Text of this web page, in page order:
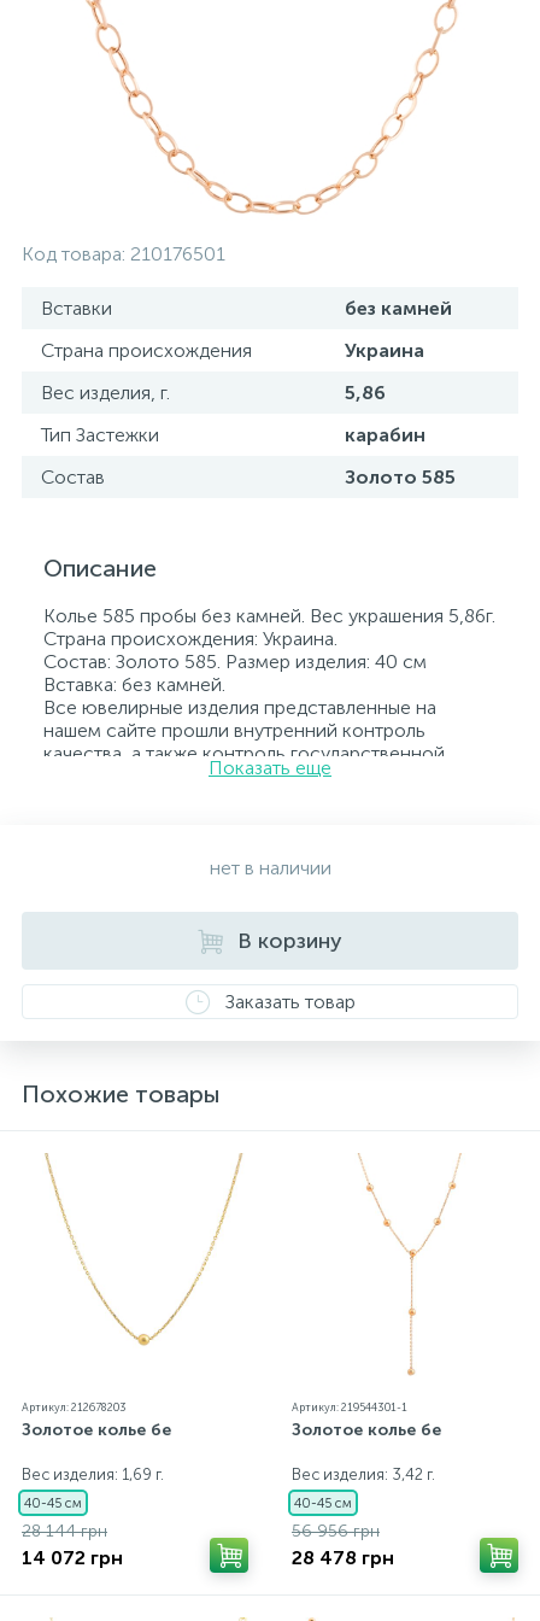
Код товара: 210176501
Вставки
без камней
Страна происхождения
Украина
Вес изделия, г.
5,86
Тип Застежки
карабин
Состав
Золото 585
Описание
Колье 585 пробы без камней. Вес украшения 5,86г.
Страна происхождения: Украина.
Состав: Золото 585. Размер изделия: 40 см
Вставка: без камней.
Все ювелирные изделия представленные на
нашем сайте прошли внутренний контроль
качества, а также контроль государственной
пробирной службой Украины, на всех изделиях
сайте могут незначительно отличаться от
экрана
Показать еще
нет в наличии
В корзину
Заказать товар
Похожие товары
Артикул: 212678203
Золотое колье бе
Вес изделия: 1,69 г.
40-45 см
28 144 грн
14 072 грн
Артикул: 219544301-1
Золотое колье бе
Вес изделия: 3,42 г.
40-45 см
56 956 грн
28 478 грн
Серебряные колье
Серебряные цепочки
Серебряные аксессуары